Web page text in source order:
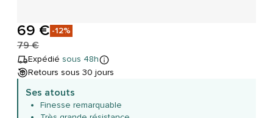
69 € -12%
79 €
Expédié sous 48h
Retours sous 30 jours
Ses atouts
Finesse remarquable